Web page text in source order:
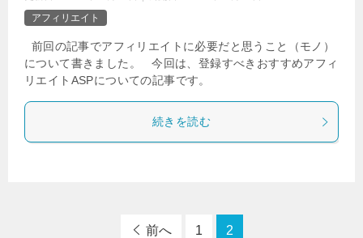
アフィリエイト
前回の記事でアフィリエイトに必要だと思うこと（モノ）
について書きました。 今回は、登録すべきおすすめアフィ
リエイトASPについての記事です。
続きを読む
前へ 1 2